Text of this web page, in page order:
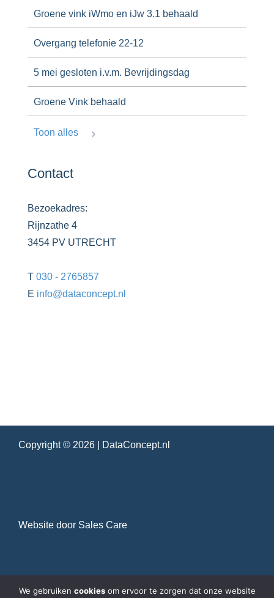
Groene vink iWmo en iJw 3.1 behaald
Overgang telefonie 22-12
5 mei gesloten i.v.m. Bevrijdingsdag
Groene Vink behaald
Toon alles
Contact
Bezoekadres:
Rijnzathe 4
3454 PV UTRECHT
T 030 - 2765857
E info@dataconcept.nl
Copyright © 2026 | DataConcept.nl
Website door Sales Care
We gebruiken cookiesom ervoor te zorgen dat onze website